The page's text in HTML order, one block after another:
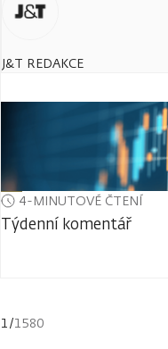
J&T REDAKCE
4-MINUTOVÉ ČTENÍ
Týdenní komentář
1/1580